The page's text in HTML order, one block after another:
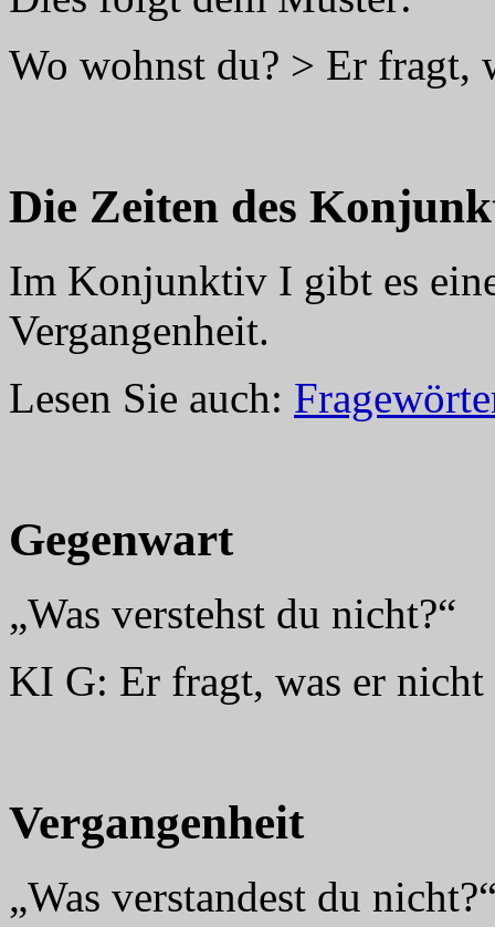
Wo wohnst du? > Er fragt,
Die Zeiten des
Im Konjunktiv I gibt es
Vergangenheit.
Lesen Sie auch:
Gegenwart
„Was verstehst du nicht?“
KI G: Er fragt, was er nicht
Vergangenheit
„Was verstandest du